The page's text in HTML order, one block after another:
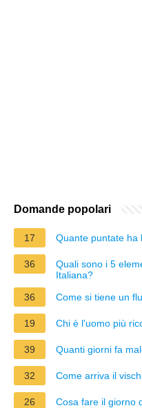
Domande popolari
17 Quante puntate ha
36
Quali sono i 5
Italiana?
36
Come si tiene un
19 Chi è l'uomo più
39 Quanti giorni fa
32 Come arriva il
26 Cosa fare il giorno